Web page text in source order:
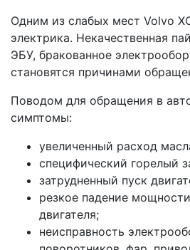
Одним из слабых мест Volvo
электрика. Некачественная
ЭБУ, бракованное
становятся причинами
Поводом для обращения в
симптомы:
увеличенный расход
специфический горелый
затрудненный пуск
резкое падение
двигателя;
неисправность